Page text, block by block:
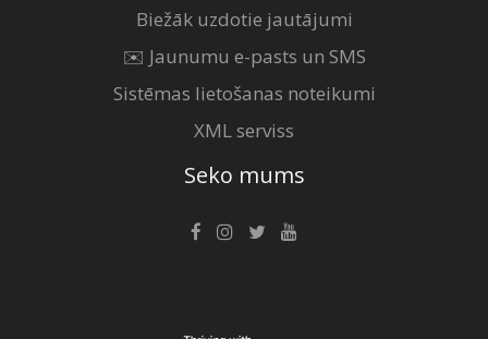
Biežāk uzdotie jautājumi
✉️ Jaunumu e-pasts un SMS
Sistēmas lietošanas noteikumi
XML serviss
Seko mums